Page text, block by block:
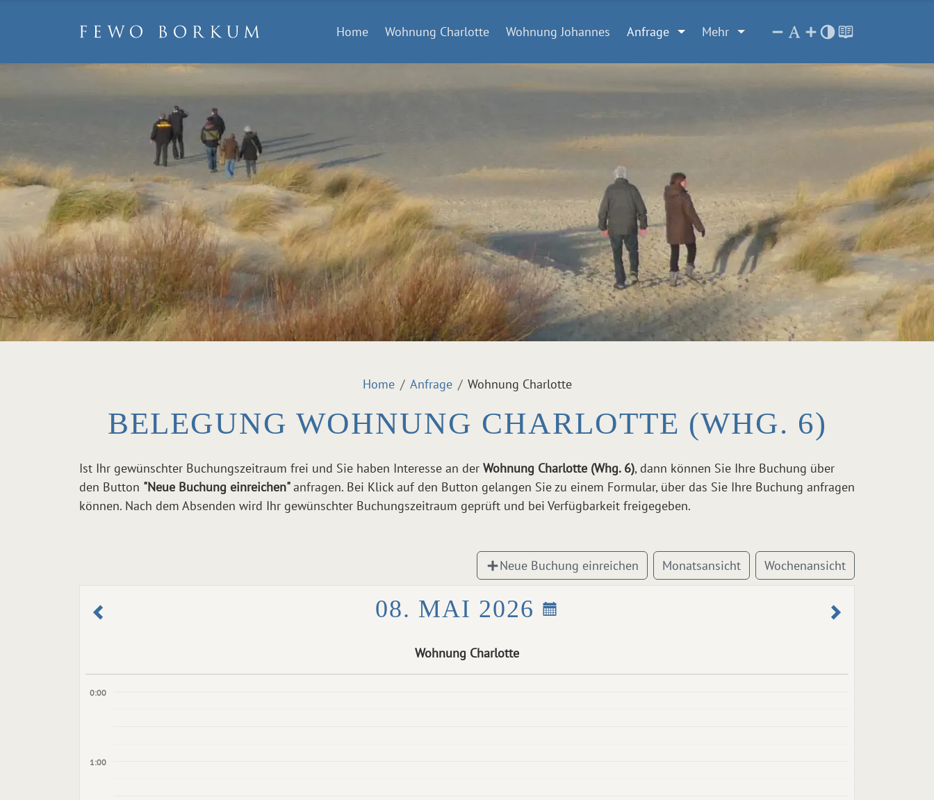
Home Wohnung Charlotte Wohnung Johannes Anfrage Mehr
Home Anfrage Wohnung Charlotte
BELEGUNG WOHNUNG CHARLOTTE (WHG. 6)
Ist Ihr gewünschter Buchungszeitraum frei und Sie haben Interesse an der Wohnung Charlotte (Whg. 6), dann können Sie Ihre Buchung über
den Button "Neue Buchung einreichen"anfragen. Bei Klick auf den Button gelangen Sie zu einem Formular, über das Sie Ihre Buchung anfragen
können. Nach dem Absenden wird Ihr gewünschter Buchungszeitraum geprüft und bei Verfügbarkeit freigegeben.
Neue Buchung einreichen Monatsansicht Wochenansicht
08. MAI 2026
Wohnung Charlotte
0:00
1:00